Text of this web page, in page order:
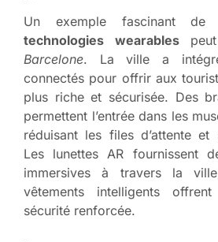
Un exemple fascinant de
technologies wearablespeut
Barcelone. La ville a
connectés pour offrir aux
plus riche et sécurisée. Des
permettent l’entrée dans les
réduisant les files d’attente et
Les lunettes AR fournissent
immersives à travers la
vêtements intelligents
sécurité renforcée.